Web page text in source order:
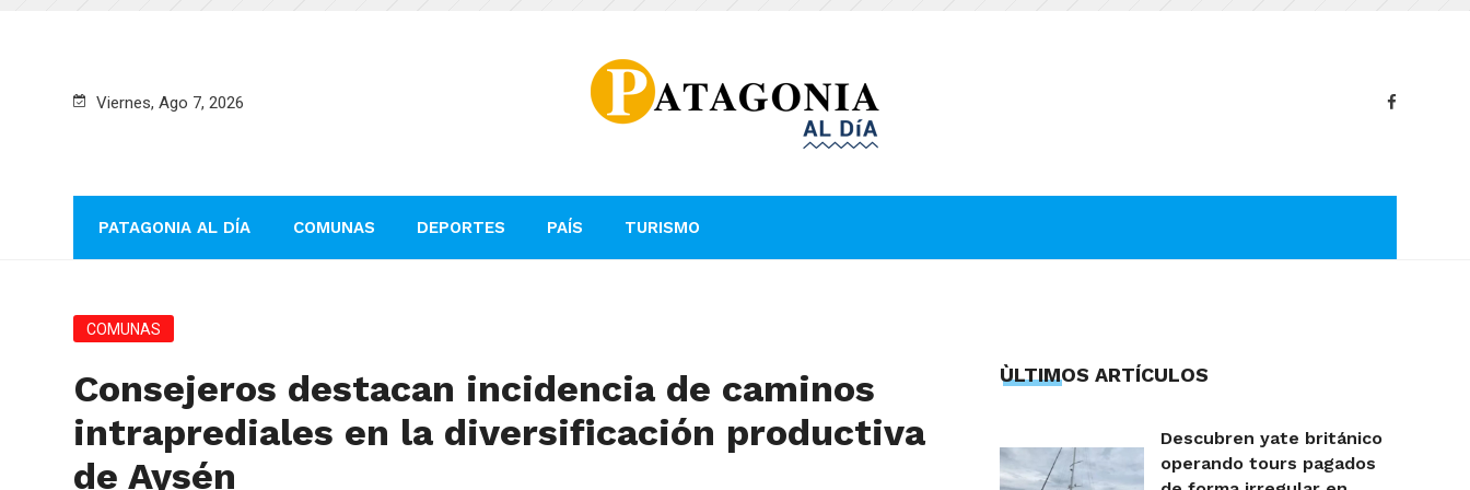
Viernes, Ago 7, 2026
PATAGONIA AL DÍA COMUNAS DEPORTES PAÍS TURISMO
COMUNAS
Consejeros destacan incidencia de caminos
intraprediales en la diversificación productiva
de Aysén
ÙLTIMOS ARTÍCULOS
Descubren yate británico
operando tours pagados